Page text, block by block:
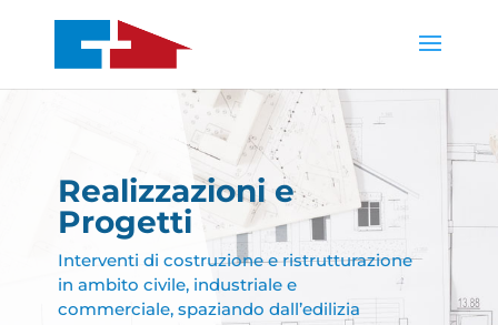
Realizzazioni e
Progetti
Interventi di costruzione e ristrutturazione
in ambito civile, industriale e
commerciale, spaziando dall’edilizia